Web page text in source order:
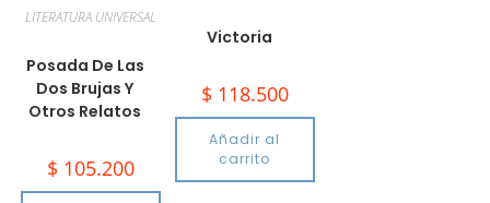
LITERATURA UNIVERSAL
Posada De Las
Dos Brujas Y
Otros Relatos
$ 105.200
Victoria
$ 118.500
Añadir al
carrito